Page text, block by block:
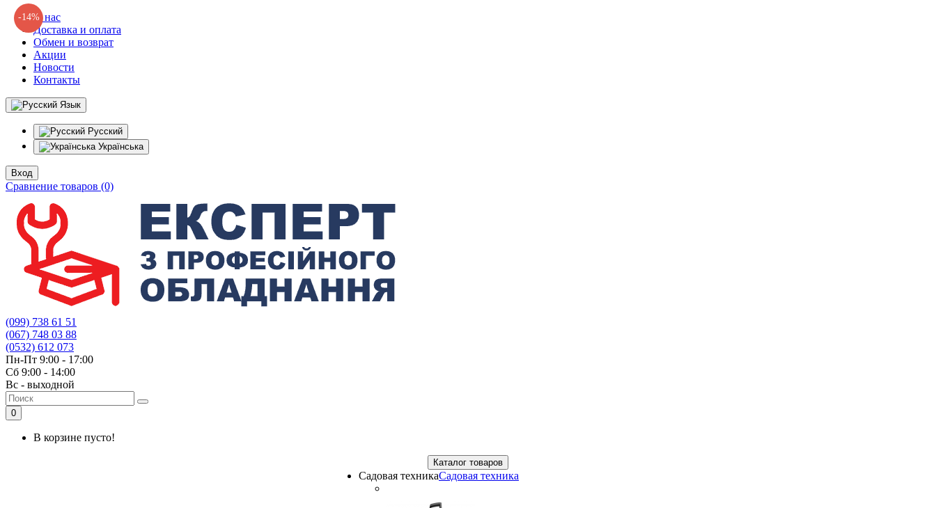
О нас
Доставка и оплата
Обмен и возврат
Акции
Новости
Контакты
Язык
Русский
Українська
Вход
Сравнение товаров (0)
(099) 738 61 51
(067) 748 03 88
(0532) 612 073
Пн-Пт 9:00 - 17:00
Сб 9:00 - 14:00
Вс - выходной
0
В корзине пусто!
Каталог товаров
Садовая техникаСадовая техника
-14%